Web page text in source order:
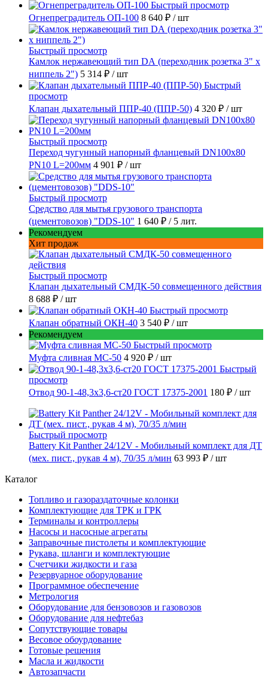
Быстрый просмотр
Огнепреградитель ОП-100 8 640 ₽ / шт
Быстрый просмотр
Камлок нержавеющий тип DА (переходник розетка 3" х
ниппель 2") 5 314 ₽ / шт
Быстрый
просмотр
Клапан дыхательный ППР-40 (ППР-50) 4 320 ₽ / шт
Быстрый просмотр
Переход чугунный напорный фланцевый DN100х80
PN10 L=200мм 4 901 ₽ / шт
Быстрый просмотр
Средство для мытья грузового транспорта
(цементовозов) "DDS-10" 1 640 ₽ / 5 лит.
Рекомендуем
Хит продаж
Быстрый просмотр
Клапан дыхательный СМДК-50 совмещенного действия
8 688 ₽ / шт
Быстрый просмотр
Клапан обратный ОКН-40 3 540 ₽ / шт
Рекомендуем
Быстрый просмотр
Муфта сливная МС-50 4 920 ₽ / шт
Быстрый
просмотр
Отвод 90-1-48,3х3,6-ст20 ГОСТ 17375-2001 180 ₽ / шт
Быстрый просмотр
Battery Kit Panther 24/12V - Мобильный комплект для ДТ
(мех. пист., рукав 4 м), 70/35 л/мин 63 993 ₽ / шт
Каталог
Топливо и газораздаточные колонки
Комплектующие для ТРК и ГРК
Терминалы и контроллеры
Насосы и насосные агрегаты
Заправочные пистолеты и комплектующие
Рукава, шланги и комплектующие
Счетчики жидкости и газа
Резервуарное оборудование
Программное обеспечение
Метрология
Оборудование для бензовозов и газовозов
Оборудование для нефтебаз
Сопутствующие товары
Весовое обоурдование
Готовые решения
Масла и жидкости
Автозапчасти